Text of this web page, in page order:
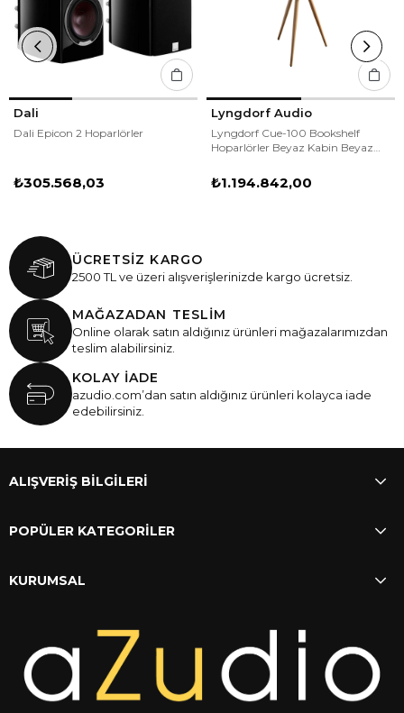
Dali
Dali Epicon 2 Hoparlörler
₺305.568,03
Lyngdorf Audio
Lyngdorf Cue-100 Bookshelf
Hoparlörler Beyaz Kabin Beyaz
₺1.194.842,00
ÜCRETSİZ KARGO
2500 TL ve üzeri alışverişlerinizde kargo ücretsiz.
MAĞAZADAN TESLİM
Online olarak satın aldığınız ürünleri mağazalarımızdan
teslim alabilirsiniz.
KOLAY İADE
azudio.com’dan satın aldığınız ürünleri kolayca iade
edebilirsiniz.
ALIŞVERİŞ BİLGİLERİ
POPÜLER KATEGORİLER
KURUMSAL